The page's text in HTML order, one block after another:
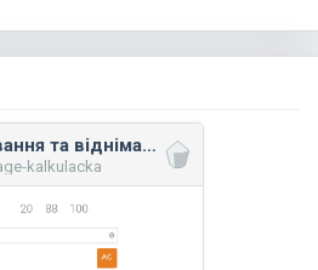
Додавання та віднімання II
kalkulacka